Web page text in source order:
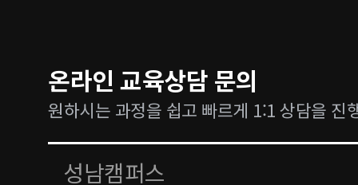
온라인 교육상담 문의
원하시는 과정을 쉽고 빠르게 1:1 상담을 진